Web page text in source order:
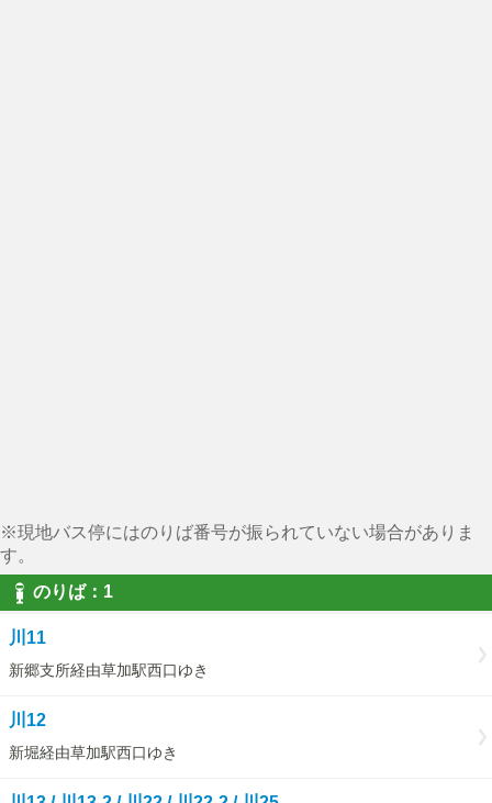
※現地バス停にはのりば番号が振られていない場合がありま
す。
のりば：1
川11
新郷支所経由草加駅西口ゆき
川12
新堀経由草加駅西口ゆき